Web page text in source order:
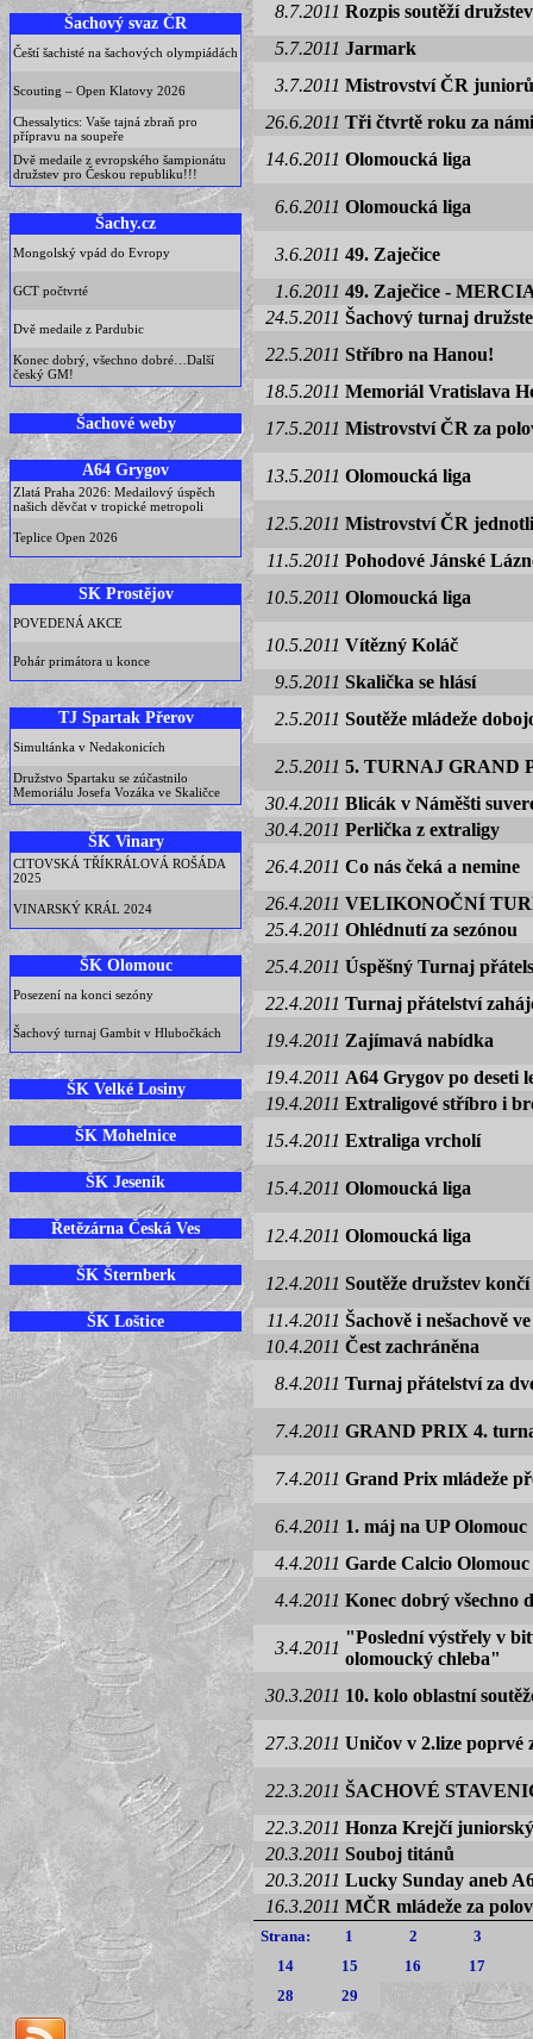
Šachový svaz ČR
Čeští šachisté na šachových olympiádách
Scouting – Open Klatovy 2026
Chessalytics: Vaše tajná zbraň pro
přípravu na soupeře
Dvě medaile z evropského šampionátu
družstev pro Českou republiku!!!
Šachy.cz
Mongolský vpád do Evropy
GCT počtvrté
Dvě medaile z Pardubic
Konec dobrý, všechno dobré…Další
český GM!
Šachové weby
A64 Grygov
Zlatá Praha 2026: Medailový úspěch
našich děvčat v tropické metropoli
Teplice Open 2026
SK Prostějov
POVEDENÁ AKCE
Pohár primátora u konce
TJ Spartak Přerov
Simultánka v Nedakonicích
Družstvo Spartaku se zúčastnilo
Memoriálu Josefa Vozáka ve Skaličce
ŠK Vinary
CITOVSKÁ TŘÍKRÁLOVÁ ROŠÁDA
2025
VINARSKÝ KRÁL 2024
ŠK Olomouc
Posezení na konci sezóny
Šachový turnaj Gambit v Hlubočkách
ŠK Velké Losiny
ŠK Mohelnice
ŠK Jeseník
Řetězárna Česká Ves
ŠK Šternberk
ŠK Loštice
8.7.2011 Rozpis soutěží družstev
5.7.2011 Jarmark
3.7.2011 Mistrovství ČR
26.6.2011 Tři čtvrtě roku za námi
14.6.2011 Olomoucká liga
6.6.2011 Olomoucká liga
3.6.2011 49. Zaječice
1.6.2011 49. Zaječice -
24.5.2011 Šachový turnaj
22.5.2011 Stříbro na Hanou!
18.5.2011 Memoriál Vratislava
17.5.2011 Mistrovství ČR za
13.5.2011 Olomoucká liga
12.5.2011 Mistrovství ČR
11.5.2011 Pohodové Jánské
10.5.2011 Olomoucká liga
10.5.2011 Vítězný Koláč
9.5.2011 Skalička se hlásí
2.5.2011 Soutěže mládeže
2.5.2011 5. TURNAJ GRAND
30.4.2011 Blicák v Náměšti
30.4.2011 Perlička z extraligy
26.4.2011 Co nás čeká a nemine
26.4.2011 VELIKONOČNÍ
25.4.2011 Ohlédnutí za sezónou
25.4.2011 Úspěšný Turnaj
22.4.2011 Turnaj přátelství
19.4.2011 Zajímavá nabídka
19.4.2011 A64 Grygov po deseti
19.4.2011 Extraligové stříbro i
15.4.2011 Extraliga vrcholí
15.4.2011 Olomoucká liga
12.4.2011 Olomoucká liga
12.4.2011 Soutěže družstev končí
11.4.2011 Šachově i nešachově
10.4.2011 Čest zachráněna
8.4.2011 Turnaj přátelství za
7.4.2011 GRAND PRIX 4.
7.4.2011 Grand Prix mládeže
6.4.2011 1. máj na UP Olomouc
4.4.2011 Garde Calcio
4.4.2011 Konec dobrý všechno
3.4.2011
"Poslední výstřely v
olomoucký chleba"
30.3.2011 10. kolo oblastní
27.3.2011 Uničov v 2.lize poprvé
22.3.2011 ŠACHOVÉ
22.3.2011 Honza Krejčí
20.3.2011 Souboj titánů
20.3.2011 Lucky Sunday aneb
16.3.2011 MČR mládeže za
Strana: 1 2
3
14
15 16 17
28
29